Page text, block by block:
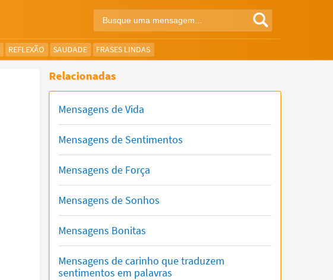
REFLEXÃO SAUDADE FRASES LINDAS
Relacionadas
Mensagens de Vida
Mensagens de Sentimentos
Mensagens de Força
Mensagens de Sonhos
Mensagens Bonitas
Mensagens de carinho que traduzem
sentimentos em palavras